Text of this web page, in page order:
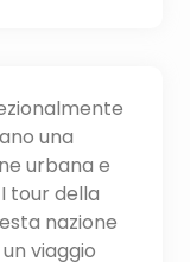
una
urbana e
tour della
nazione
viaggio